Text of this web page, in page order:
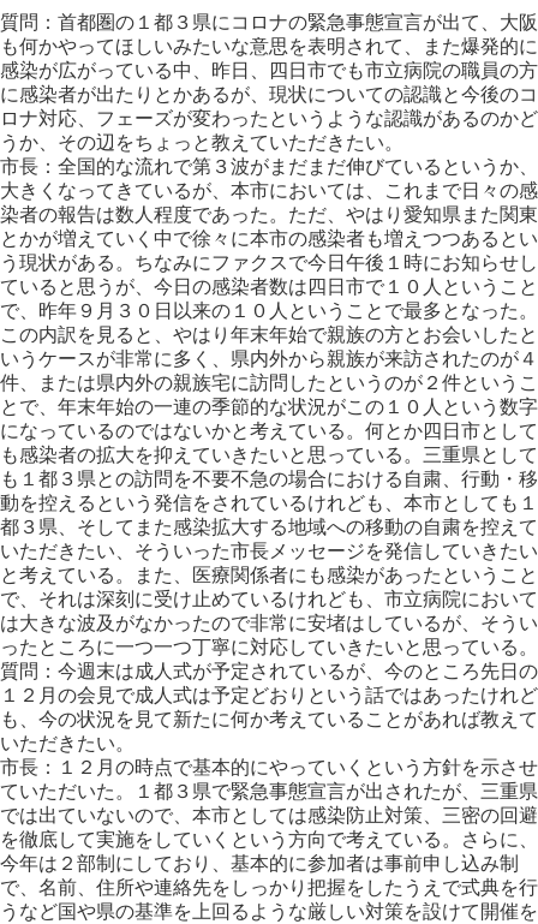
質問：首都圏の１都３県にコロナの緊急事態宣言が出て、大阪
も何かやってほしいみたいな意思を表明されて、また爆発的に
感染が広がっている中、昨日、四日市でも市立病院の職員の方
に感染者が出たりとかあるが、現状についての認識と今後のコ
ロナ対応、フェーズが変わったというような認識があるのかど
うか、その辺をちょっと教えていただきたい。
市長：全国的な流れで第３波がまだまだ伸びているというか、
大きくなってきているが、本市においては、これまで日々の感
染者の報告は数人程度であった。ただ、やはり愛知県また関東
とかが増えていく中で徐々に本市の感染者も増えつつあるとい
う現状がある。ちなみにファクスで今日午後１時にお知らせし
ていると思うが、今日の感染者数は四日市で１０人ということ
で、昨年９月３０日以来の１０人ということで最多となった。
この内訳を見ると、やはり年末年始で親族の方とお会いしたと
いうケースが非常に多く、県内外から親族が来訪されたのが４
件、または県内外の親族宅に訪問したというのが２件というこ
とで、年末年始の一連の季節的な状況がこの１０人という数字
になっているのではないかと考えている。何とか四日市として
も感染者の拡大を抑えていきたいと思っている。三重県として
も１都３県との訪問を不要不急の場合における自粛、行動・移
動を控えるという発信をされているけれども、本市としても１
都３県、そしてまた感染拡大する地域への移動の自粛を控えて
いただきたい、そういった市長メッセージを発信していきたい
と考えている。また、医療関係者にも感染があったということ
で、それは深刻に受け止めているけれども、市立病院において
は大きな波及がなかったので非常に安堵はしているが、そうい
ったところに一つ一つ丁寧に対応していきたいと思っている。
質問：今週末は成人式が予定されているが、今のところ先日の
１２月の会見で成人式は予定どおりという話ではあったけれど
も、今の状況を見て新たに何か考えていることがあれば教えて
いただきたい。
市長：１２月の時点で基本的にやっていくという方針を示させ
ていただいた。１都３県で緊急事態宣言が出されたが、三重県
では出ていないので、本市としては感染防止対策、三密の回避
を徹底して実施をしていくという方向で考えている。さらに、
今年は２部制にしており、基本的に参加者は事前申し込み制
で、名前、住所や連絡先をしっかり把握をしたうえで式典を行
うなど国や県の基準を上回るような厳しい対策を設けて開催を